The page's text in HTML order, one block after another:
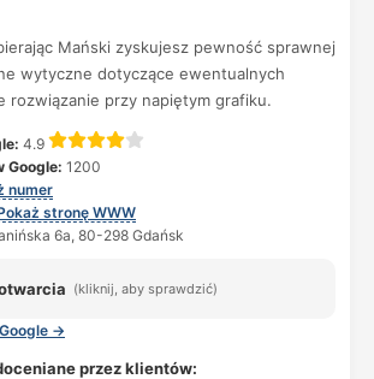
Mański zyskujesz pewność sprawnej
wytyczne dotyczące ewentualnych
rozwiązanie przy napiętym grafiku.
4.9
Google: 1200
numer
stronę WWW
6a, 80-298 Gdańsk
(kliknij, aby sprawdzić)
→
przez klientów: